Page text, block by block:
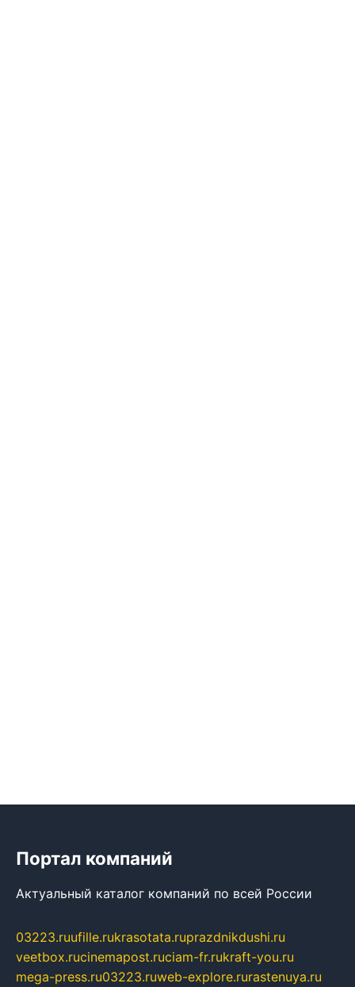
Портал компаний
Актуальный каталог компаний по всей России
03223.ruufille.rukrasotata.ruprazdnikdushi.ru
veetbox.rucinemapost.ruciam-fr.rukraft-you.ru
mega-press.ru03223.ruweb-explore.rurastenuya.ru